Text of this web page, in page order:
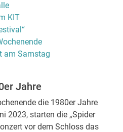
KIT
am Samstag
Jahre
die 1980er Jahre
2023, starten die „Spider
vor dem Schloss das